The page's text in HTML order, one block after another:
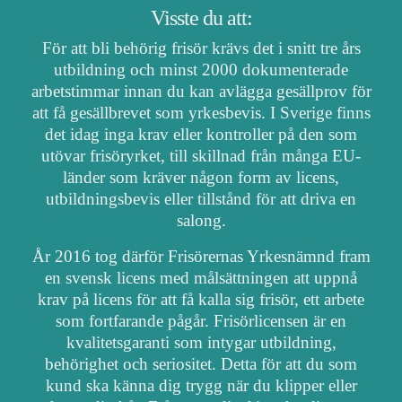
Visste du att:
För att bli behörig frisör krävs det i snitt tre års
utbildning och minst 2000 dokumenterade
arbetstimmar innan du kan avlägga gesällprov för
att få gesällbrevet som yrkesbevis. I Sverige finns
det idag inga krav eller kontroller på den som
utövar frisöryrket, till skillnad från många EU-
länder som kräver någon form av licens,
utbildningsbevis eller tillstånd för att driva en
salong.
År 2016 tog därför Frisörernas Yrkesnämnd fram
en svensk licens med målsättningen att uppnå
krav på licens för att få kalla sig frisör, ett arbete
som fortfarande pågår. Frisörlicensen är en
kvalitetsgaranti som intygar utbildning,
behörighet och seriositet. Detta för att du som
kund ska känna dig trygg när du klipper eller